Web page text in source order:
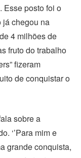
Esse posto foi o
já chegou na
4 milhões de
fruto do trabalho
fizeram
de conquistar o
sobre a
‘’Para mim e
grande conquista,